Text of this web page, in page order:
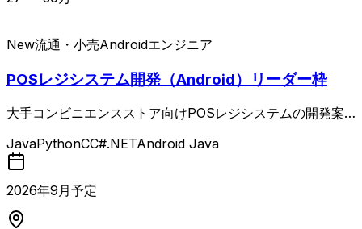
New流通・小売Androidエンジニア
POSレジシステム開発（Android）リーダー枠
大手コンビニエンスストア向けPOSレジシステムの開発案
て、基本設計から詳細設計までを一人称で対応できるエンジ
ニアを募集しています。 JavaおよびC#での開発経験、And
roid OS上での設計・開発経験、PLとしての経験、基本設
計・詳細設計を単独で遂行した実績、顧客折衝を含む高いコ
ミュニケーション能力が必須となります。 尚可として、Pyt
JavaPythonCC#.NETAndroid Java
2026年9月予定